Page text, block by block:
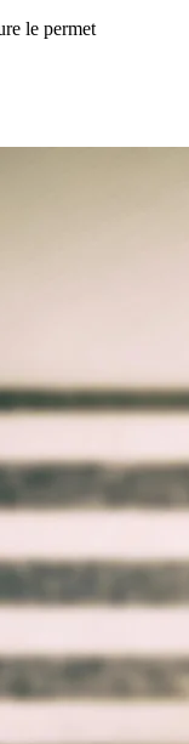
le permet